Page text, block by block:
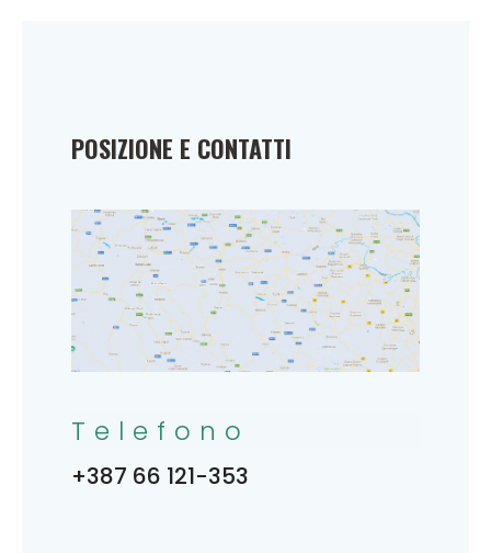
POSIZIONE E CONTATTI
Telefono
+387 66 121-353